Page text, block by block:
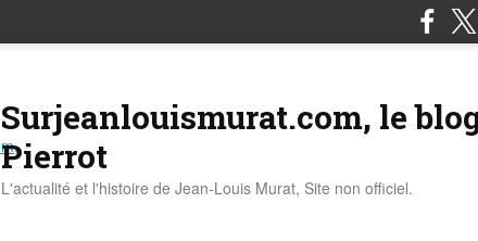
Surjeanlouismurat.com, le
Pierrot
L'actualité et l'histoire de Jean-Louis Murat, Site non officiel.